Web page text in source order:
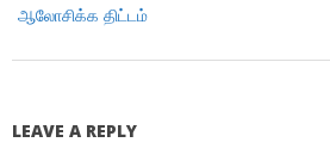
ஆலோசிக்க திட்டம்
LEAVE A REPLY